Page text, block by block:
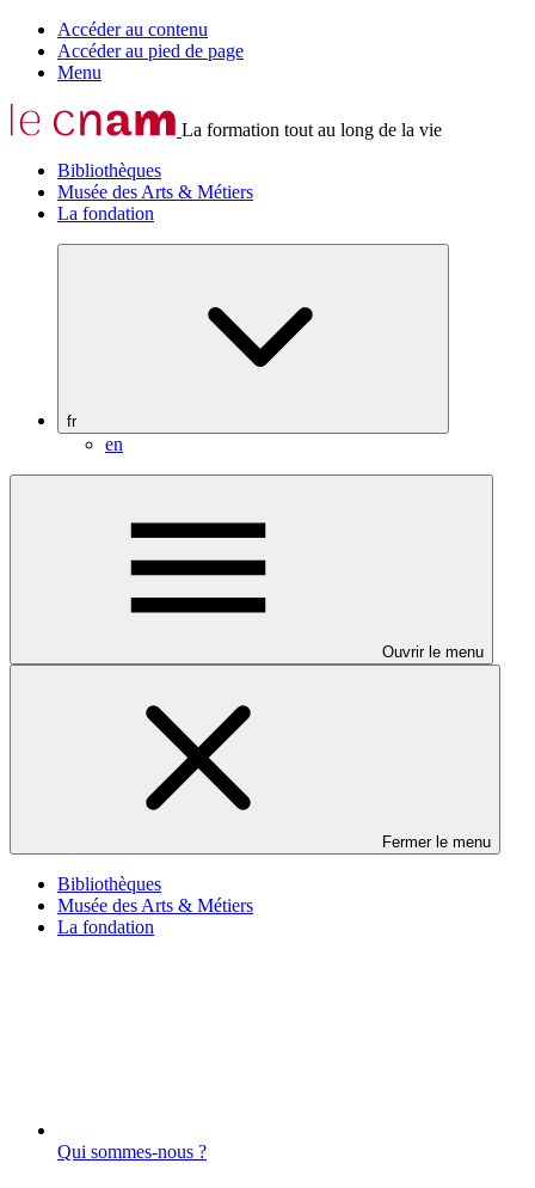
Accéder au contenu
Accéder au pied de page
Menu
La formation tout au long de la vie
Bibliothèques
Musée des Arts & Métiers
La fondation
fr
en
Ouvrir le menu
Fermer le menu
Bibliothèques
Musée des Arts & Métiers
La fondation
Qui sommes-nous ?